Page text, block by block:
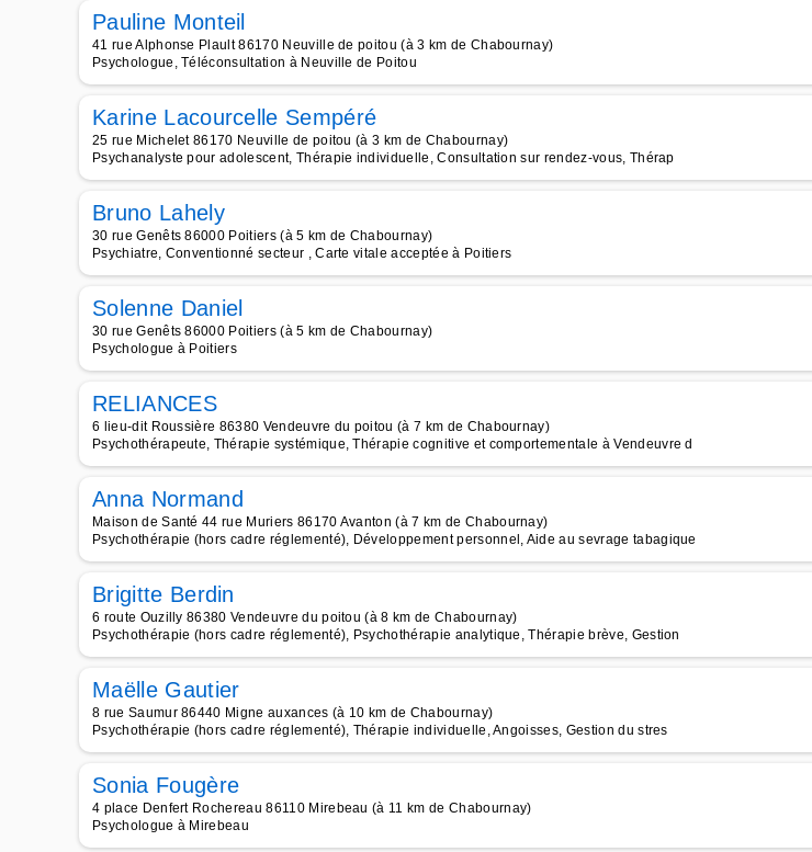
Pauline Monteil
41 rue Alphonse Plault 86170 Neuville de poitou (à 3 km de Chabournay)
Psychologue, Téléconsultation à Neuville de Poitou
Karine Lacourcelle Sempéré
25 rue Michelet 86170 Neuville de poitou (à 3 km de Chabournay)
Psychanalyste pour adolescent, Thérapie individuelle, Consultation sur rendez-vous, Thérap
Bruno Lahely
30 rue Genêts 86000 Poitiers (à 5 km de Chabournay)
Psychiatre, Conventionné secteur , Carte vitale acceptée à Poitiers
Solenne Daniel
30 rue Genêts 86000 Poitiers (à 5 km de Chabournay)
Psychologue à Poitiers
RELIANCES
6 lieu-dit Roussière 86380 Vendeuvre du poitou (à 7 km de Chabournay)
Psychothérapeute, Thérapie systémique, Thérapie cognitive et comportementale à Vendeuvre d
Anna Normand
Maison de Santé 44 rue Muriers 86170 Avanton (à 7 km de Chabournay)
Psychothérapie (hors cadre réglementé), Développement personnel, Aide au sevrage tabagique
Brigitte Berdin
6 route Ouzilly 86380 Vendeuvre du poitou (à 8 km de Chabournay)
Psychothérapie (hors cadre réglementé), Psychothérapie analytique, Thérapie brève, Gestion
Maëlle Gautier
8 rue Saumur 86440 Migne auxances (à 10 km de Chabournay)
Psychothérapie (hors cadre réglementé), Thérapie individuelle, Angoisses, Gestion du stres
Sonia Fougère
4 place Denfert Rochereau 86110 Mirebeau (à 11 km de Chabournay)
Psychologue à Mirebeau